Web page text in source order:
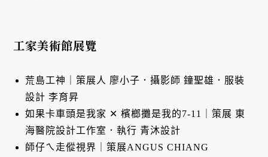
工家美術館展覽
荒島工神｜策展人 廖小子．攝影師 鐘聖雄．服裝
設計 李育昇
如果卡車頭是我家 ✕ 檳榔攤是我的7-11｜策展 東
海醫院設計工作室．執行 青沐設計
師仔ㄟ走傱視界｜策展ANGUS CHIANG